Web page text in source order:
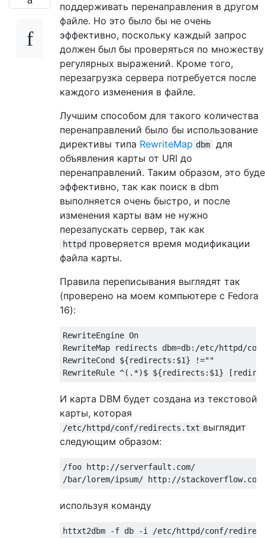
поддерживать перенаправления в другом
файле. Но это было бы не очень
эффективно, поскольку каждый запрос
должен был бы проверяться по множеству
регулярных выражений. Кроме того,
перезагрузка сервера потребуется после
каждого изменения в файле.
Лучшим способом для такого количества
перенаправлений было бы использование
директивы типа RewriteMap dbm
для
объявления карты от URI до
перенаправлений. Таким образом, это
эффективно, так как поиск в dbm
выполняется очень быстро, и после
изменения карты вам не нужно
перезапускать сервер, так как
httpd проверяется время модификации
файла карты.
Правила переписывания выглядят так
(проверено на моем компьютере с Fedora
16):
RewriteEngine On
RewriteMap redirects dbm=db:/etc/httpd/
RewriteCond ${redirects:$1} !=""
И карта DBM будет создана из текстовой
карты, которая
/etc/httpd/conf/redirects.txt выглядит
следующим образом:
/foo http://serverfault.com/
используя команду